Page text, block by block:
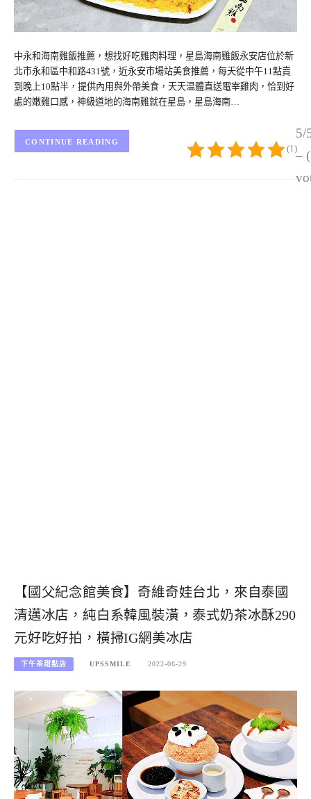
中永和海南雞飯推薦，想找好吃雞肉料理，星島海南雞飯永安店位於新
北市永和區中和路431號，近永安市場站美食推薦，每天從中午11點賣
到晚上10點半，提供內用與外帶美食，天天温體直送電宰雞肉，恰到好
處的嫩雞口感，神級道地的海南雞就在星島，星島海南…
5/
–
(1)
CONTINUE READING
【國父紀念館美食】奇維奇娃台北，來自泰國
清邁冰店，純白系韓風裝潢，泰式奶茶冰酥290
元好吃好拍，橫掃IG網美冰店
下午茶甜點店 UPSSMILE 2022-06-29